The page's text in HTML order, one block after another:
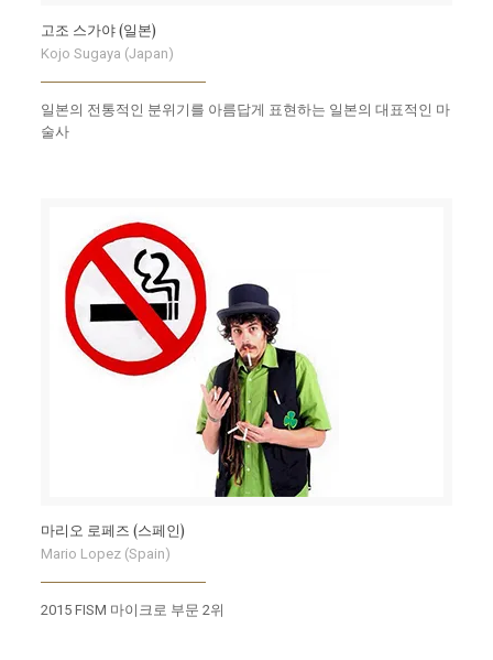
고조 스가야 (일본)
Kojo Sugaya (Japan)
일본의 전통적인 분위기를 아름답게 표현하는 일본의 대표적인 마
술사
마리오 로페즈 (스페인)
Mario Lopez (Spain)
2015 FISM 마이크로 부문 2위